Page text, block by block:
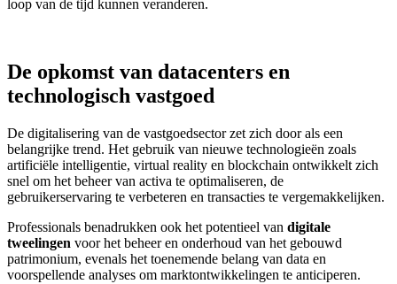
loop van de tijd kunnen veranderen.
De opkomst van datacenters en
technologisch vastgoed
De digitalisering van de vastgoedsector zet zich door als een
belangrijke trend. Het gebruik van nieuwe technologieën zoals
artificiële intelligentie, virtual reality en blockchain ontwikkelt zich
snel om het beheer van activa te optimaliseren, de
gebruikerservaring te verbeteren en transacties te vergemakkelijken.
Professionals benadrukken ook het potentieel van digitale
tweelingen voor het beheer en onderhoud van het gebouwd
patrimonium, evenals het toenemende belang van data en
voorspellende analyses om marktontwikkelingen te anticiperen.